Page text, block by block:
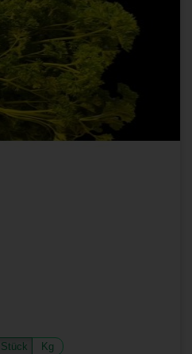
Stück Kg